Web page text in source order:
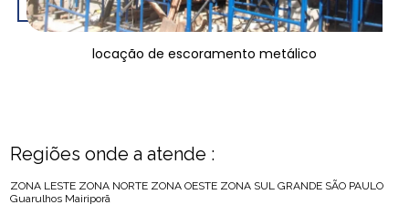
locação de escoramento metálico
Regiões onde a atende :
ZONA LESTE ZONA NORTE ZONA OESTE ZONA SUL GRANDE SÃO PAULO
Guarulhos Mairiporã